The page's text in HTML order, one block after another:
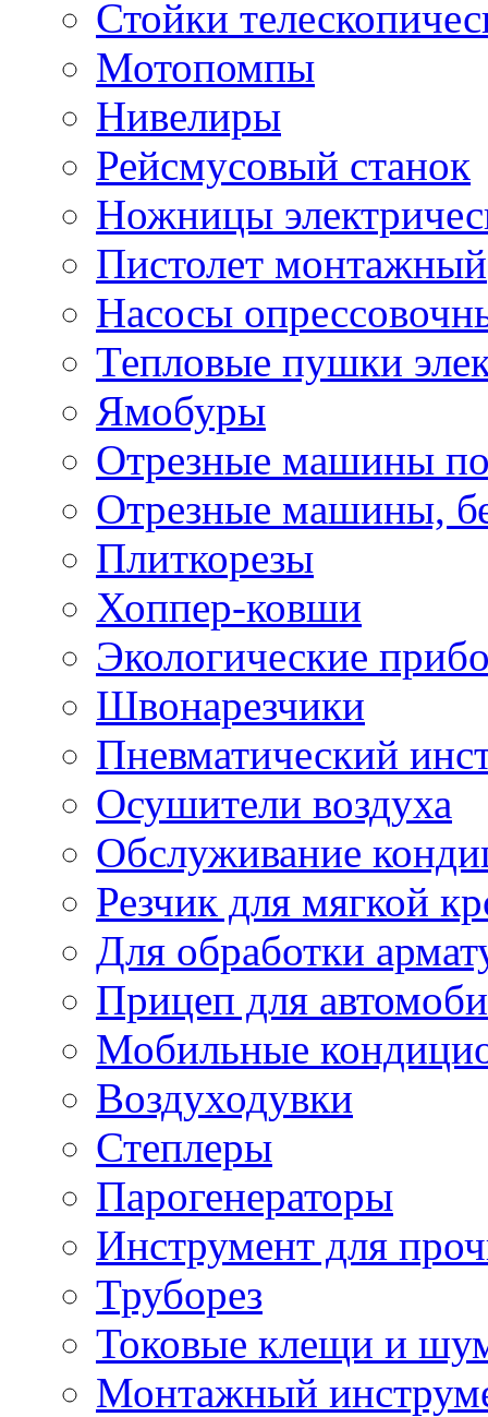
Стойки
Мотопомпы
Нивелиры
Рейсмусовый станок
Ножницы
Пистолет монтажный
Насосы
Тепловые пушки
Ямобуры
Отрезные машины
Отрезные машины,
Плиткорезы
Хоппер-ковши
Экологические
Швонарезчики
Пневматический
Осушители воздуха
Обслуживание
Резчик для мягкой
Для обработки
Прицеп для
Мобильные
Воздуходувки
Степлеры
Парогенераторы
Инструмент для
Труборез
Токовые клещи и
Монтажный